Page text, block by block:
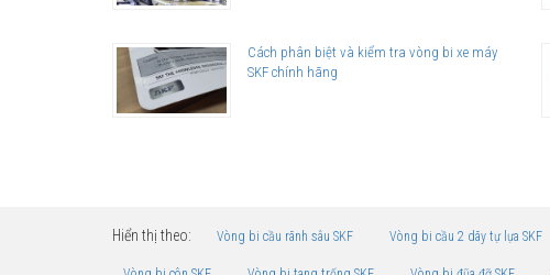
Cách phân biệt và kiểm tra vòng bi xe máy
SKF chính hãng
Hiển thị theo: Vòng bi cầu rãnh sâu SKF Vòng bi cầu 2 dãy tự lựa SKF